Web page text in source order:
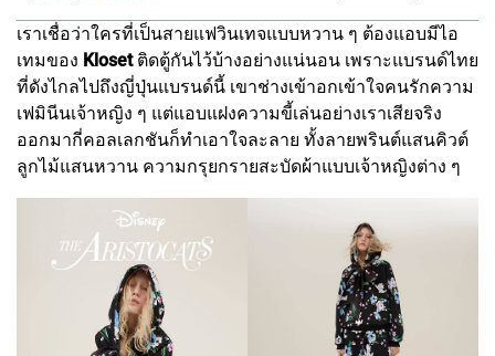
เราเชื่อว่าใครที่เป็นสายแฟวินเทจแบบหวาน ๆ ต้องแอบมีไอ
เทมของ Klosetติดตู้กันไว้บ้างอย่างแน่นอน เพราะแบรนด์ไทย
ที่ดังไกลไปถึงญี่ปุ่นแบรนด์นี้ เขาช่างเข้าอกเข้าใจคนรักความ
เฟมินีนเจ้าหญิง ๆ แต่แอบแฝงความขี้เล่นอย่างเราเสียจริง
ออกมากี่คอลเลกชันก็ทำเอาใจละลาย ทั้งลายพรินต์แสนคิวต์
ลูกไม้แสนหวาน ความกรุยกรายสะบัดผ้าแบบเจ้าหญิงต่าง ๆ